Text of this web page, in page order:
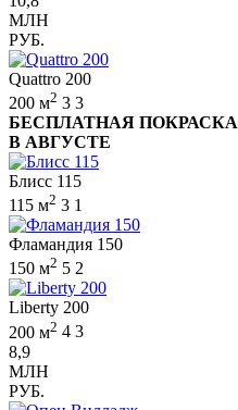
МЛН
РУБ.
Quattro 200
200 м2 3 3
БЕСПЛАТНАЯ ПОКРАСКА
В АВГУСТЕ
Блисс 115
115 м2 3 1
Фламандия 150
150 м2 5 2
Liberty 200
200 м2 4 3
8,9
МЛН
РУБ.